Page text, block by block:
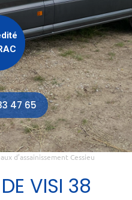
47 65
d’assainissement Cessieu
VISI 38